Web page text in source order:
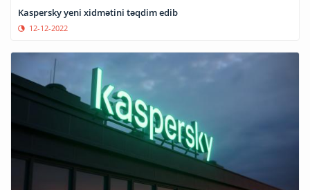
Kaspersky yeni xidmətini təqdim edib
12-12-2022